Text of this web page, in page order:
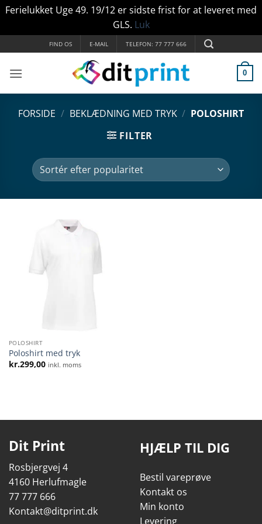
Ferielukket Uge 49. 19/12 er sidste frist for at leveret med
GLS. Luk
til
indhold
FIND OS E-MAIL TELEFON: 77 777 666
0
FORSIDE / BEKLÆDNING MED TRYK / POLOSHIRT
FILTER
POLOSHIRT
Poloshirt med tryk
kr.299,00 inkl. moms
Dit Print
Rosbjergvej 4
4160 Herlufmagle
77 777 666
Kontakt@ditprint.dk
HJÆLP TIL DIG
Bestil vareprøve
Kontakt os
Min konto
Levering